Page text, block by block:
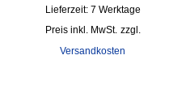
Lieferzeit: 7 Werktage
inkl. MwSt. zzgl.
Versandkosten